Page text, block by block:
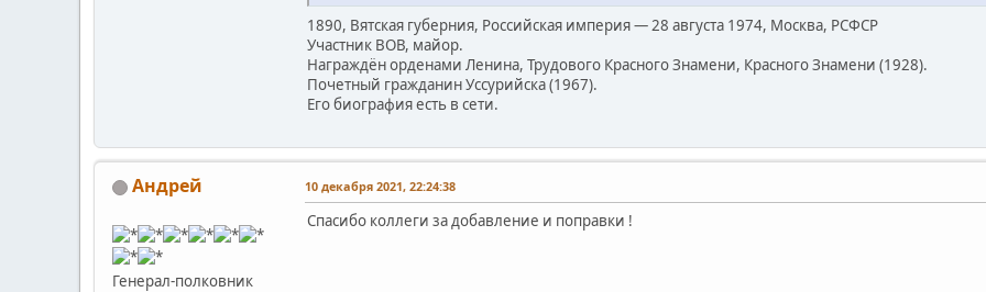
1890, Вятская губерния, Российская империя — 28 августа 1974, Москва, РСФСР
Участник ВОВ, майор.
Награждён орденами Ленина, Трудового Красного Знамени, Красного Знамени (1928).
Почетный гражданин Уссурийска (1967).
Его биография есть в сети.
Андрей
Генерал-полковник
10 декабря 2021, 22:24:38
Спасибо коллеги за добавление и поправки !